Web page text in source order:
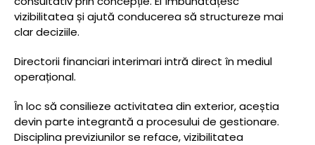
vizibilitatea și ajută conducerea să structureze mai
clar deciziile.
Directorii financiari interimari intră direct în mediul
operațional.
În loc să consilieze activitatea din exterior, aceștia
devin parte integrantă a procesului de gestionare.
Disciplina previziunilor se reface, vizibilitatea